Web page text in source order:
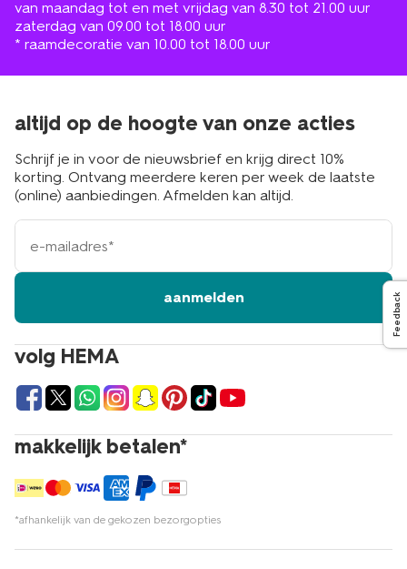
van maandag tot en met vrijdag van 8.30 tot 21.00 uur
zaterdag van 09.00 tot 18.00 uur
* raamdecoratie van 10.00 tot 18.00 uur
volg HEMA
makkelijk betalen*
*afhankelijk van de gekozen bezorgopties
altijd op de hoogte van onze acties
Schrijf je in voor de nieuwsbrief en krijg direct 10%
korting. Ontvang meerdere keren per week de laatste
(online) aanbiedingen. Afmelden kan altijd.
e-
mailadres
aanmelden Feedback